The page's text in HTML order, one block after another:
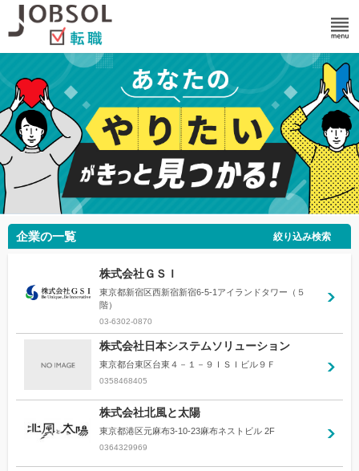
企業の一覧 絞り込み検索
株式会社ＧＳＩ
東京都新宿区西新宿新宿6-5-1アイランドタワー（５
階）
03-6302-0870
株式会社日本システムソリューション
東京都台東区台東４－１－９ＩＳＩビル９Ｆ
0358468405
株式会社北風と太陽
東京都港区元麻布3-10-23麻布ネストビル 2F
0364329969